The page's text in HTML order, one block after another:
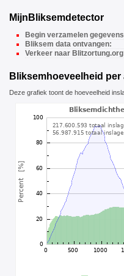
MijnBliksemdetector
Begin verzamelen
Bliksem data ontvangen:
Verkeer naar
Bliksemhoeveelheid per
Deze grafiek toont de hoeveelheid